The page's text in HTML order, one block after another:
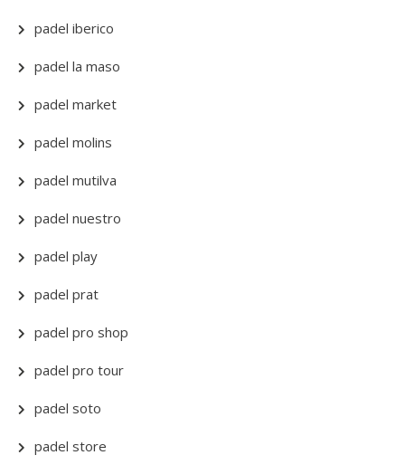
padel iberico
padel la maso
padel market
padel molins
padel mutilva
padel nuestro
padel play
padel prat
padel pro shop
padel pro tour
padel soto
padel store